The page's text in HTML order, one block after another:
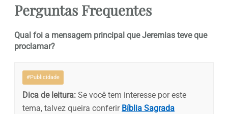
Perguntas Frequentes
Qual foi a mensagem principal que Jeremias teve que
proclamar?
#Publicidade
Dica de leitura: Se você tem interesse por este
tema, talvez queira conferir Bíblia Sagrada